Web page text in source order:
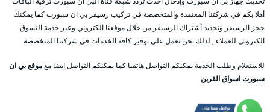
أهلا بكم في شركتنا المعتمدة والمتخصصة في تركيب رسيفر بي ان سبورت كما يمكنك
حجز الرسيفر وتجديد أشتراك الرسيفر من خلال موقعنا الكتروني وعبر خدمة التسوق
الكتروني للعملاء , لذلك نحن نعمل على توفير كافة الخدمات في شركتنا المتخصصة
للاستعلام وطلب الخدمة يمكنكم التواصل هاتفيا كما يمكنكم التواصل ايضا معموقع بي ان
سبورت اسواق القرين